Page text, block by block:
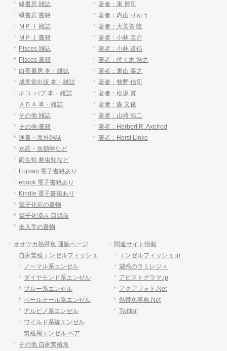
緑書房 雑誌
緑書房 書籍
ＭＰＪ 雑誌
ＭＰＪ 書籍
Pisces 雑誌
Pisces 書籍
白夜書房 本・雑誌
成美堂出版 本・雑誌
ネコ･パブ 本・雑誌
ＡＤＡ 本・雑誌
その他 雑誌
その他 書籍
洋書・海外雑誌
水産・魚類学など
両生類 爬虫類など
Fujisan 電子書籍あり
ebook 電子書籍あり
Kindle 電子書籍あり
電子化前の書物
電子化済み 目録前
未入手の書物
著者：東 博司
著者：内山 りゅう
著者：大美賀 隆
著者：小林 圭介
著者：小林 道信
著者：佐々木 浩之
著者：東山 泰之
著者：牧野 信司
著者：松坂 實
著者：森 文俊
著者：山崎 浩二
著者：Herbert R. Axelrod
著者：Horst Linke
オオツカ熱帯魚 通販ページ
自家繁殖エンゼルフィッシュ
ノーマル系エンゼル
ダイヤモンド系エンゼル
ブルー系エンゼル
ベールテール系エンゼル
アルビノ系エンゼル
ワイルド系統エンゼル
繁殖用エンゼル ペア
その他 自家繁殖魚
関連サイト情報
エンゼルフィッシュ.jp
魅惑のラミレジィ
アピストグラマ.jp
アクアフォト.Net
熱帯魚事典.Net
Twitter